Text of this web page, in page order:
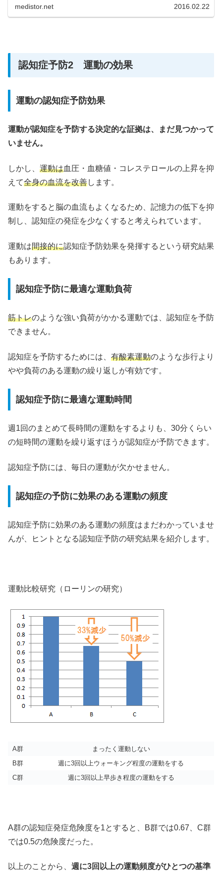
medistor.net 2016.02.22
認知症予防2 運動の効果
運動の認知症予防効果
運動が認知症を予防する決定的な証拠は、まだ見つかって
いません。
しかし、 運動は血圧・血糖値・コレステロールの上昇を抑
えて全身の血流を改善します。
運動をすると脳の血流もよくなるため、記憶力の低下を抑
制し、認知症の発症を少なくすると考えられています。
運動は間接的に認知症予防効果を発揮するという研究結果
もあります。
認知症予防に最適な運動負荷
筋トレのような強い負荷がかかる運動では、認知症を予防
できません。
認知症を予防するためには、 有酸素運動のような歩行より
やや負荷のある運動の繰り返しが有効です。
認知症予防に最適な運動時間
週1回のまとめて長時間の運動をするよりも、30分くらい
の短時間の運動を繰り返すほうが認知症が予防できます。
認知症予防には、毎日の運動が欠かせません。
認知症の予防に効果のある運動の頻度
認知症予防に効果のある運動の頻度はまだわかっていませ
んが、ヒントとなる認知症予防の研究結果を紹介します。
運動比較研究（ローリンの研究）
A群
まったく運動しない
B群
週に3回以上ウォーキング程度の運動をする
C群
週に3回以上早歩き程度の運動をする
A群の認知症発症危険度を1とすると、B群では0.67、C群
では0.5の危険度だった。
以上のことから、 週に3回以上の運動頻度がひとつの基準